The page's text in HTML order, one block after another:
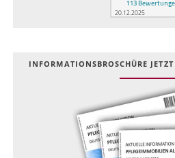
INFOR­MATIONS­BROSCHÜRE